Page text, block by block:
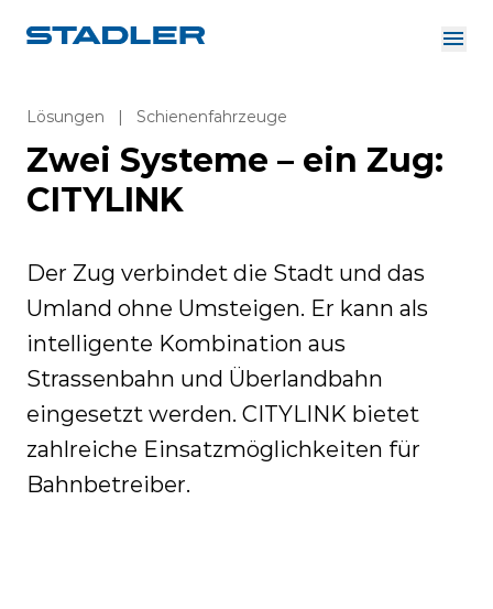
Zulieferer
Downloads
Deutsch
Lösungen
Karriere
Lösungen | Schienenfahrzeuge
Zwei Systeme – ein Zug:
CITYLINK
Der Zug verbindet die Stadt und das
Umland ohne Umsteigen. Er kann als
intelligente Kombination aus
Strassenbahn und Überlandbahn
eingesetzt werden. CITYLINK bietet
zahlreiche Einsatzmöglichkeiten für
Bahnbetreiber.